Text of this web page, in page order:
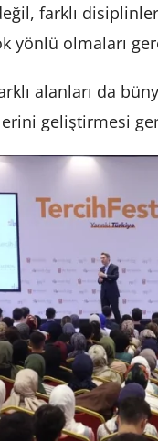
farklı
yönlü olmaları
alanları da
geliştirmesi